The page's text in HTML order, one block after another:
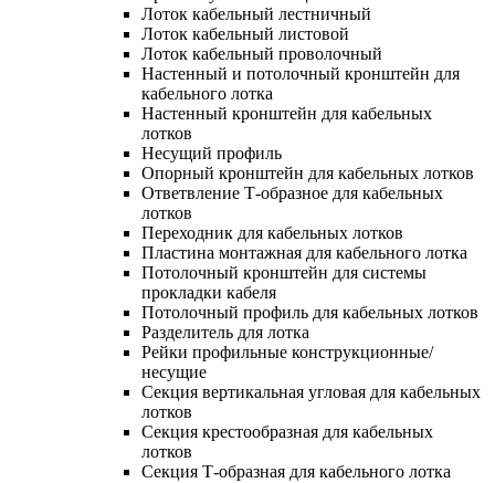
Лоток кабельный лестничный
Лоток кабельный листовой
Лоток кабельный проволочный
Настенный и потолочный кронштейн для
кабельного лотка
Настенный кронштейн для кабельных
лотков
Несущий профиль
Опорный кронштейн для кабельных лотков
Ответвление Т-образное для кабельных
лотков
Переходник для кабельных лотков
Пластина монтажная для кабельного лотка
Потолочный кронштейн для системы
прокладки кабеля
Потолочный профиль для кабельных лотков
Разделитель для лотка
Рейки профильные конструкционные/
несущие
Секция вертикальная угловая для кабельных
лотков
Секция крестообразная для кабельных
лотков
Секция Т-образная для кабельного лотка